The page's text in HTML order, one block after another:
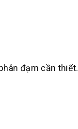
đạm cần thiết.